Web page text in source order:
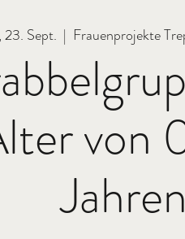
23. Sept.
  |
Frauenprojekte
von
Jahren